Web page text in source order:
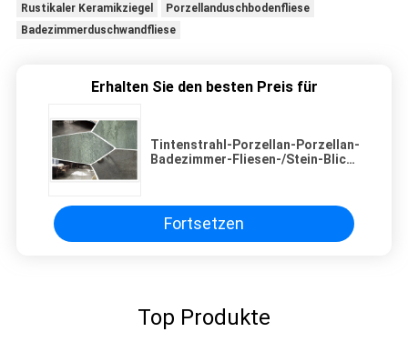
Rustikaler Keramikziegel
Porzellanduschbodenfliese
Badezimmerduschwandfliese
Erhalten Sie den besten Preis für
Tintenstrahl-Porzellan-Porzellan-
Badezimmer-Fliesen-/Stein-Blick-
Fortsetzen
Top Produkte